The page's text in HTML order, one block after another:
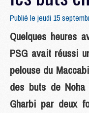
Publié le jeudi 15
Quelques heures
PSG avait réussi
pelouse du
des buts de
Gharbi par deux